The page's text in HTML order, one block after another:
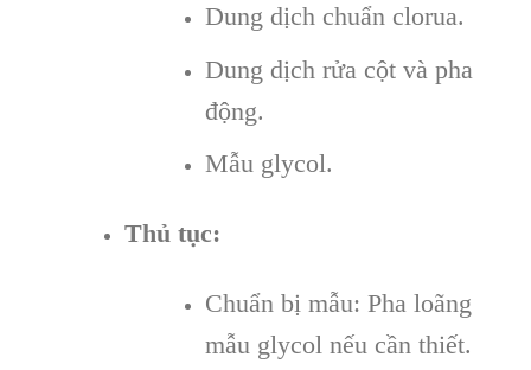
Dung dịch chuẩn clorua.
Dung dịch rửa cột và pha
động.
Mẫu glycol.
Thủ tục:
Chuẩn bị mẫu: Pha loãng
mẫu glycol nếu cần thiết.